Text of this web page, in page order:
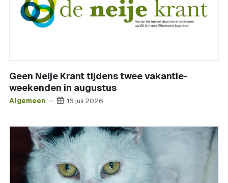
Geen Neije Krant tijdens twee vakantie-
weekenden in augustus
Algemeen 16 juli 2026